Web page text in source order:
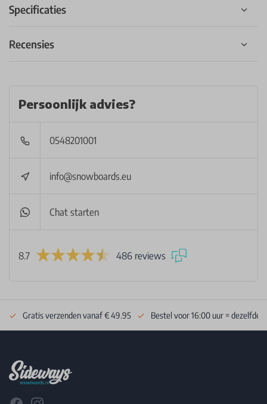
Specificaties
Recensies
Persoonlijk advies?
0548201001
info@snowboards.eu
Chat starten
8.7 486 reviews
Gratis verzenden vanaf € 49.95 Bestel voor 16:00 uur = dezelfde